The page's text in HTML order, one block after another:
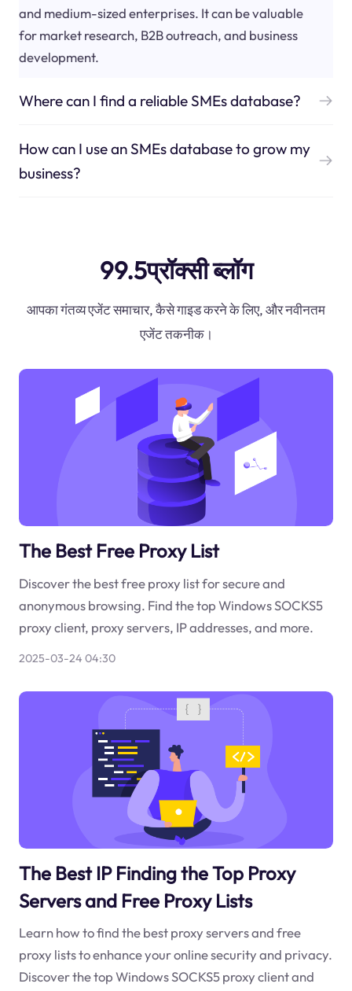
and medium-sized enterprises. It can be valuable
for market research, B2B outreach, and business
development.
Where can I find a reliable SMEs database?
How can I use an SMEs database to grow my
business?
99.5प्रॉक्सी ब्लॉग
आपका गंतव्य एजेंट समाचार, कैसे गाइड करने के लिए, और नवीनतम
एजेंट तकनीक।
The Best Free Proxy List
Discover the best free proxy list for secure and
anonymous browsing. Find the top Windows SOCKS5
proxy client, proxy servers, IP addresses, and more.
2025-03-24 04:30
The Best IP Finding the Top Proxy
Servers and Free Proxy Lists
Learn how to find the best proxy servers and free
proxy lists to enhance your online security and privacy.
Discover the top Windows SOCKS5 proxy client and